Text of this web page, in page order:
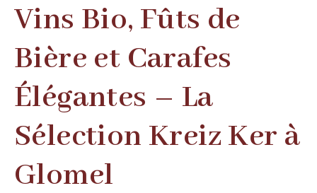
Vins Bio, Fûts de
Bière et Carafes
Élégantes – La
Sélection Kreiz Ker à
Glomel